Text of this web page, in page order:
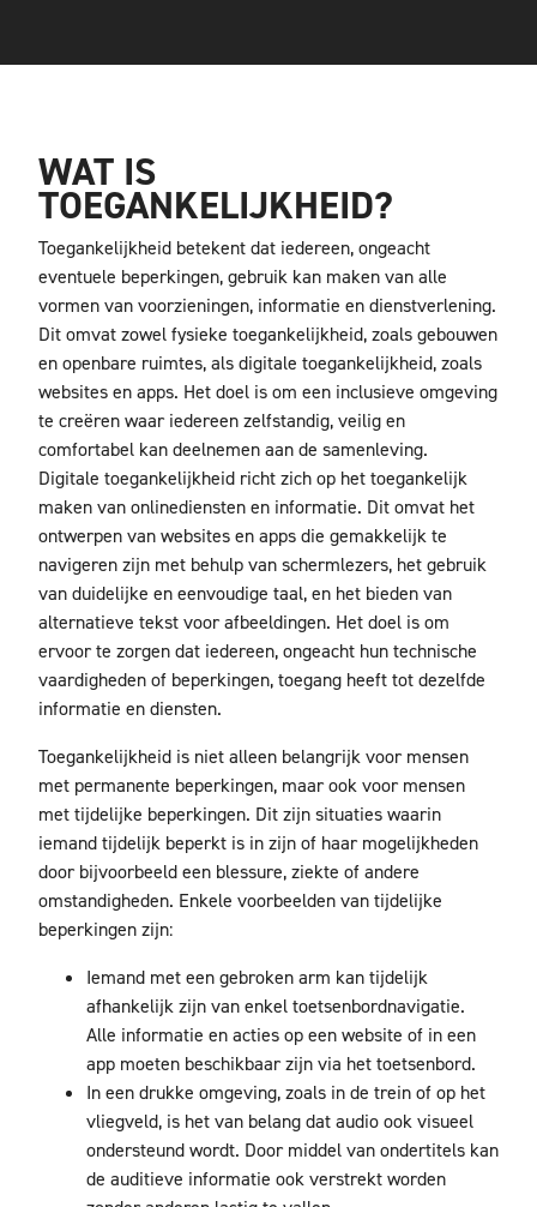
WAT IS
TOEGANKELIJKHEID?
Toegankelijkheid betekent dat iedereen, ongeacht
eventuele beperkingen, gebruik kan maken van alle
vormen van voorzieningen, informatie en dienstverlening.
Dit omvat zowel fysieke toegankelijkheid, zoals gebouwen
en openbare ruimtes, als digitale toegankelijkheid, zoals
websites en apps. Het doel is om een inclusieve omgeving
te creëren waar iedereen zelfstandig, veilig en
comfortabel kan deelnemen aan de samenleving.
Digitale toegankelijkheid richt zich op het toegankelijk
maken van onlinediensten en informatie. Dit omvat het
ontwerpen van websites en apps die gemakkelijk te
navigeren zijn met behulp van schermlezers, het gebruik
van duidelijke en eenvoudige taal, en het bieden van
alternatieve tekst voor afbeeldingen. Het doel is om
ervoor te zorgen dat iedereen, ongeacht hun technische
vaardigheden of beperkingen, toegang heeft tot dezelfde
informatie en diensten.
Toegankelijkheid is niet alleen belangrijk voor mensen
met permanente beperkingen, maar ook voor mensen
met tijdelijke beperkingen. Dit zijn situaties waarin
iemand tijdelijk beperkt is in zijn of haar mogelijkheden
door bijvoorbeeld een blessure, ziekte of andere
omstandigheden. Enkele voorbeelden van tijdelijke
beperkingen zijn:
Iemand met een gebroken arm kan tijdelijk
afhankelijk zijn van enkel toetsenbordnavigatie.
Alle informatie en acties op een website of in een
app moeten beschikbaar zijn via het toetsenbord.
In een drukke omgeving, zoals in de trein of op het
vliegveld, is het van belang dat audio ook visueel
ondersteund wordt. Door middel van ondertitels kan
de auditieve informatie ook verstrekt worden